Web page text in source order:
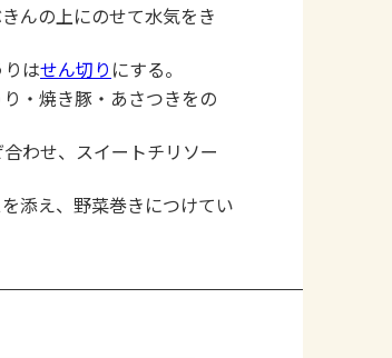
んの上にのせて水気をき
はせん切り にする。
・焼き豚・あさつきをの
わせ、スイートチリソー
添え、野菜巻きにつけてい